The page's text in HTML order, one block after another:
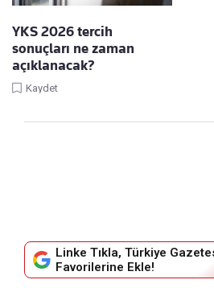
YKS 2026 tercih
sonuçları ne zaman
açıklanacak?
Kaydet
Linke Tıkla, Türkiye
Favorilerine Ekle!